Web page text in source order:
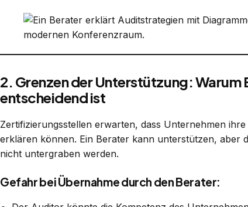
2. Grenzen der Unterstützung:
entscheidend ist
Zertifizierungsstellen erwarten, dass Unternehmen
erklären können. Ein Berater kann unterstützen, aber
nicht untergraben werden.
Gefahr bei Übernahme durch den Berater: